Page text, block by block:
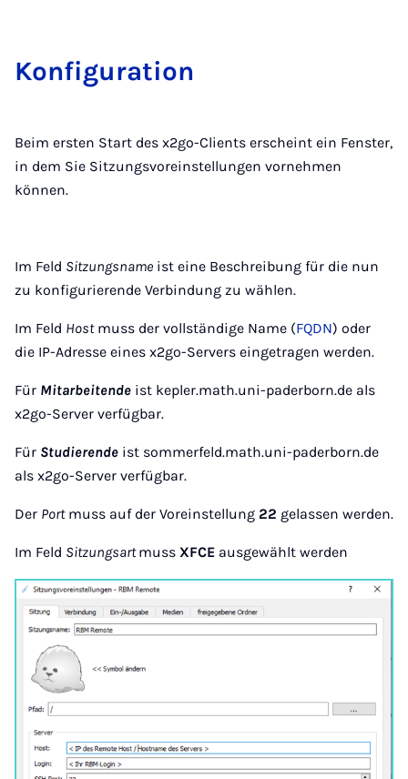
Kon­fi­gu­ra­ti­on
Beim ersten Start des x2go-Clients erscheint ein Fenster,
in dem Sie Sitzungsvoreinstellungen vornehmen
können.
Im Feld Sitzungsname ist eine Beschreibung für die nun
zu konfigurierende Verbindung zu wählen.
Im Feld Hostmuss der vollständige Name (FQDN) oder
die IP-Adresse eines x2go-Servers eingetragen werden.
Für Mitarbeitende ist kepler.math.uni-paderborn.de als
x2go-Server verfügbar.
Für Studierende ist sommerfeld.math.uni-paderborn.de
als x2go-Server verfügbar.
Der Portmuss auf der Voreinstellung 22 gelassen werden.
Im Feld Sitzungsartmuss XFCE ausgewählt werden